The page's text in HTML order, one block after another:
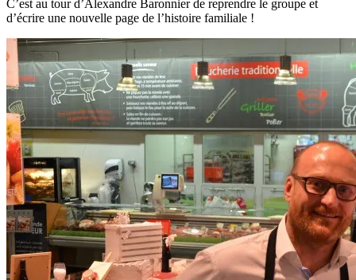
C’est au tour d’Alexandre Baronnier de reprendre le groupe et
d’écrire une nouvelle page de l’histoire familiale !